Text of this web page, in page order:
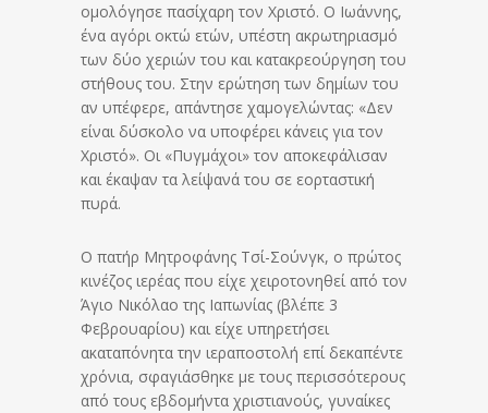
ομολόγησε πασίχαρη τον Χριστό. Ο Ιωάννης,
ένα αγόρι οκτώ ετών, υπέστη ακρωτηριασμό
των δύο χεριών του και κατακρεούργηση του
στήθους του. Στην ερώτηση των δημίων του
αν υπέφερε, απάντησε χαμογελώντας: «Δεν
είναι δύσκολο να υποφέρει κάνεις για τον
Χριστό». Οι «Πυγμάχοι» τον αποκεφάλισαν
και έκαψαν τα λείψανά του σε εορταστική
πυρά.
Ο πατήρ Μητροφάνης Τσί-Σούνγκ, ο πρώτος
κινέζος ιερέας που είχε χειροτονηθεί από τον
Άγιο Νικόλαο της Ιαπωνίας (βλέπε 3
Φεβρουαρίου) και είχε υπηρετήσει
ακαταπόνητα την ιεραποστολή επί δεκαπέντε
χρόνια, σφαγιάσθηκε με τους περισσότερους
από τους εβδομήντα χριστιανούς, γυναίκες